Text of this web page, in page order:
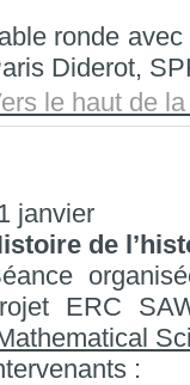
ronde avec
Diderot,
le haut de
janvier
de
ERC
: